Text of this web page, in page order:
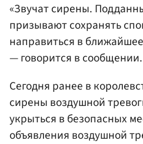
«Звучат сирены.
призывают сохранять
направиться в
— говорится в сообщении.
Сегодня ранее в
сирены воздушной
укрыться в безопасных
объявления воздушной